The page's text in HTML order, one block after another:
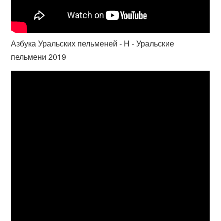
Азбука Уральских пельменей - Н - Уральские
пельмени 2019